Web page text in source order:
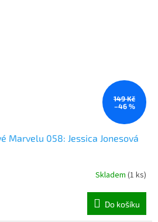
149 Kč
–46 %
Marvelu 058: Jessica Jonesová
Skladem (1 ks)
Do košíku